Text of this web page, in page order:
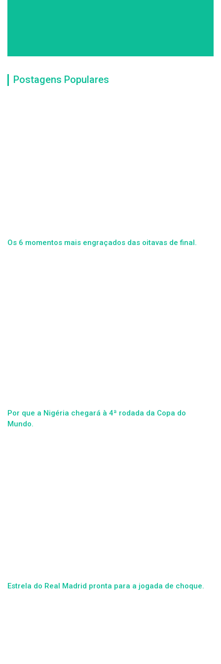
Postagens Populares
Os 6 momentos mais engraçados das oitavas de final.
Por que a Nigéria chegará à 4ª rodada da Copa do
Mundo.
Estrela do Real Madrid pronta para a jogada de choque.